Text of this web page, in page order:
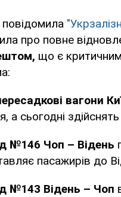
про повне
що є
вагони
а сьогодні
№146 Чоп – Відень
пасажирів до
№143 Відень – Чоп